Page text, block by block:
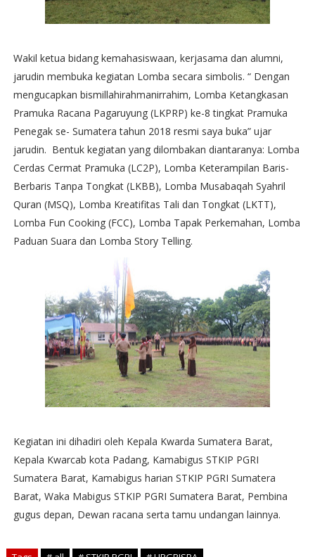
Wakil ketua bidang kemahasiswaan, kerjasama dan alumni,
jarudin membuka kegiatan Lomba secara simbolis. “ Dengan
mengucapkan bismillahirahmanirrahim, Lomba Ketangkasan
Pramuka Racana Pagaruyung (LKPRP) ke-8 tingkat Pramuka
Penegak se- Sumatera tahun 2018 resmi saya buka” ujar
jarudin. Bentuk kegiatan yang dilombakan diantaranya: Lomba
Cerdas Cermat Pramuka (LC2P), Lomba Keterampilan Baris-
Berbaris Tanpa Tongkat (LKBB), Lomba Musabaqah Syahril
Quran (MSQ), Lomba Kreatifitas Tali dan Tongkat (LKTT),
Lomba Fun Cooking (FCC), Lomba Tapak Perkemahan, Lomba
Paduan Suara dan Lomba Story Telling.
Kegiatan ini dihadiri oleh Kepala Kwarda Sumatera Barat,
Kepala Kwarcab kota Padang, Kamabigus STKIP PGRI
Sumatera Barat, Kamabigus harian STKIP PGRI Sumatera
Barat, Waka Mabigus STKIP PGRI Sumatera Barat, Pembina
gugus depan, Dewan racana serta tamu undangan lainnya.